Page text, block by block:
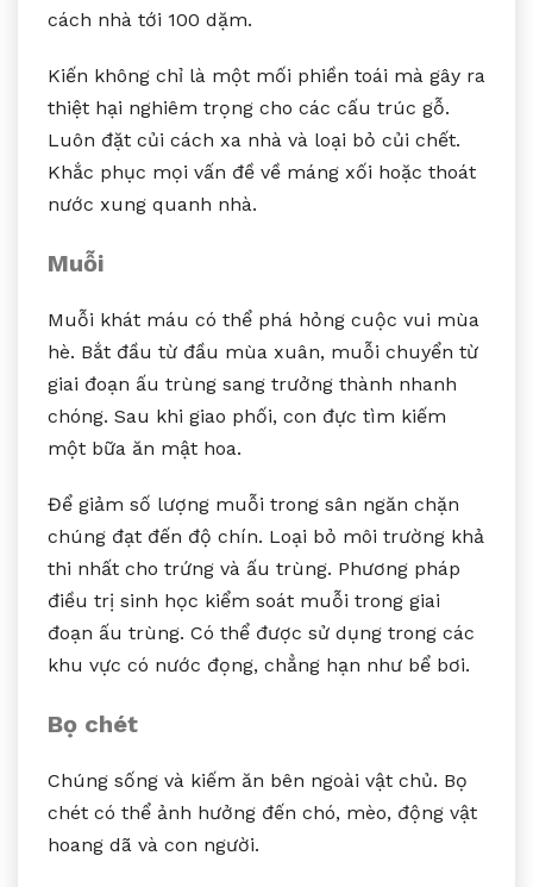
cách nhà tới 100 dặm.
Kiến không chỉ là một mối phiền toái mà gây ra
thiệt hại nghiêm trọng cho các cấu trúc gỗ.
Luôn đặt củi cách xa nhà và loại bỏ củi chết.
Khắc phục mọi vấn đề về máng xối hoặc thoát
nước xung quanh nhà.
Muỗi
Muỗi khát máu có thể phá hỏng cuộc vui mùa
hè. Bắt đầu từ đầu mùa xuân, muỗi chuyển từ
giai đoạn ấu trùng sang trưởng thành nhanh
chóng. Sau khi giao phối, con đực tìm kiếm
một bữa ăn mật hoa.
Để giảm số lượng muỗi trong sân ngăn chặn
chúng đạt đến độ chín. Loại bỏ môi trường khả
thi nhất cho trứng và ấu trùng. Phương pháp
điều trị sinh học kiểm soát muỗi trong giai
đoạn ấu trùng. Có thể được sử dụng trong các
khu vực có nước đọng, chẳng hạn như bể bơi.
Bọ chét
Chúng sống và kiếm ăn bên ngoài vật chủ. Bọ
chét có thể ảnh hưởng đến chó, mèo, động vật
hoang dã và con người.